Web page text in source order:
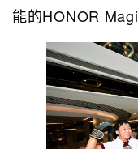
能的HONOR